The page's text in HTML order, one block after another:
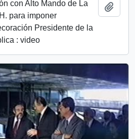
con Alto Mando de La
para imponer
Presidente de la
: video
Add